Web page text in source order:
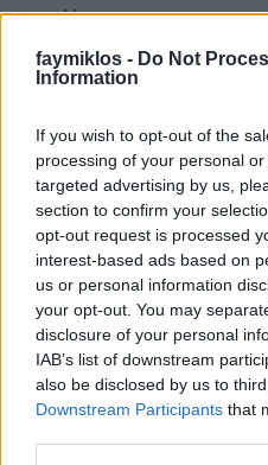
faymiklos - Do Not
Information
If you wish to opt-out of the
processing of your personal
targeted advertising by us,
section to confirm your
opt-out request is processed
interest-based ads based on
us or personal information
your opt-out. You may
disclosure of your personal
IAB’s list of downstream
also be disclosed by us to
Downstream Participants that
Aha…
Akkor te is hülye vagy.
Tudom, akkor azért
késhegyig vitázni, mert a
ma meg lehet, hát senki
ízlés miatt. Nem sírok
hiányzik. Mert akkor
hogy hát nem csinál
értelmezi a kottát
beszéd közben sem
közben sem kell
ingadozás belefér. De a
elrohanása… Lassú?
Largo, az csak annyit
attól, hogy valami széles,